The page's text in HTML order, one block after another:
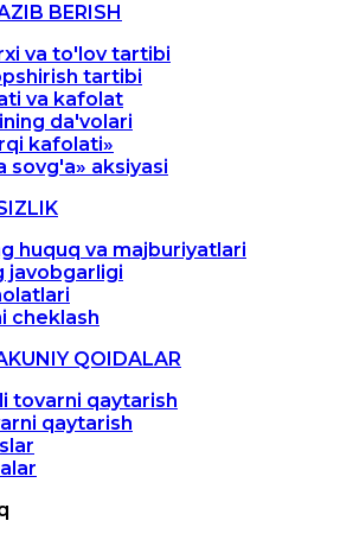
BERISH
va to'lov tartibi
tartibi
va kafolat
da'volari
kafolati»
sovg'a» aksiyasi
huquq va majburiyatlari
javobgarligi
cheklash
QOIDALAR
tovarni qaytarish
qaytarish